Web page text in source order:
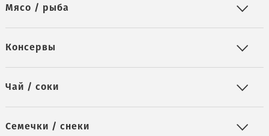
Мясо / рыба
Консервы
Чай / соки
Семечки / снеки